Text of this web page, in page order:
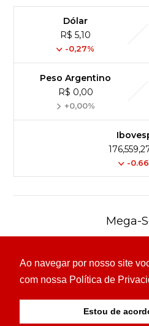
Ao navegar por nosso site
com nossa Política de
Estou de
Dólar
R$ 5,10
-0,27%
Peso Argentino
R$ 0,00
+0,00%
-
Mega-
Concurso 3040
03 16 24